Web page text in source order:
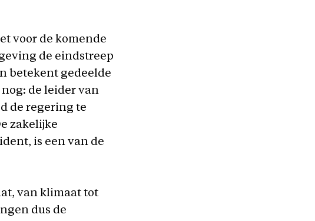
voor de komende
de eindstreep
betekent gedeelde
de leider van
de regering te
zakelijke
is een van de
van klimaat tot
dus de